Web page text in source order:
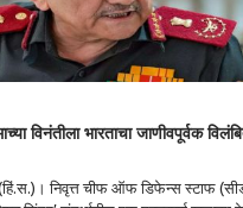
विनंतीला भारताचा जाणीवपूर्वक
निवृत्त चीफ ऑफ डिफेन्स स्टाफ